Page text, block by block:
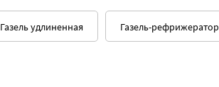
Газель удлиненная Газель-рефрижератор